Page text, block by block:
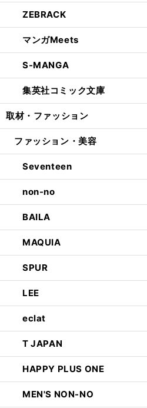
ZEBRACK
マンガMeets
S-MANGA
集英社コミック文庫
取材・ファッション
ファッション・美容
Seventeen
non-no
BAILA
MAQUIA
SPUR
LEE
eclat
T JAPAN
HAPPY PLUS ONE
MEN'S NON-NO